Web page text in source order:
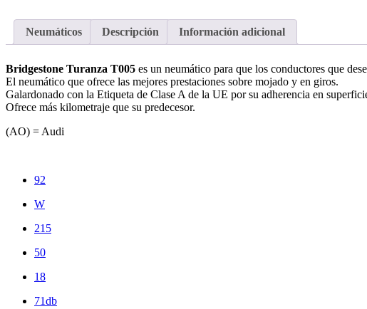
Neumáticos Descripción Información adicional
Bridgestone Turanza T005 es un neumático para que los conductores que
El neumático que ofrece las mejores prestaciones sobre mojado y en giros.
Galardonado con la Etiqueta de Clase A de la UE por su adherencia en
Ofrece más kilometraje que su predecesor.
(AO) = Audi
92
W
215
50
18
71db